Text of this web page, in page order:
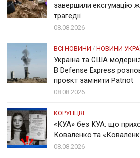
завершили ексгумацію
трагедії
08.08.2026
ВСІ НОВИНИ / НОВИНИ
Україна та США
В Defense Express
проєкт замінити Patriot
08.08.2026
КОРУПЦІЯ
«КУА» без КУА: що
Коваленко та
08.08.2026